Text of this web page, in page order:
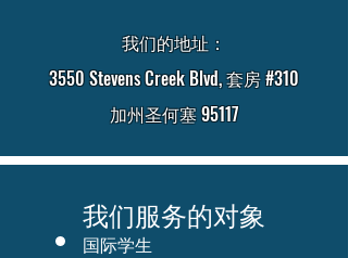
我们的地址：
3550 Stevens Creek Blvd, 套房 #310
加州圣何塞 95117
我们服务的对象
国际学生